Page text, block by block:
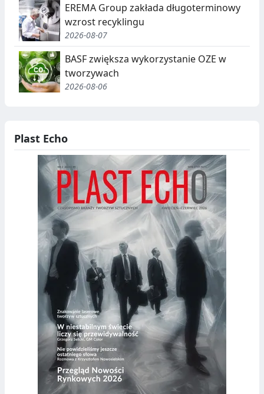
EREMA Group zakłada długoterminowy
wzrost recyklingu
2026-08-07
BASF zwiększa wykorzystanie OZE w
tworzywach
2026-08-06
Plast Echo